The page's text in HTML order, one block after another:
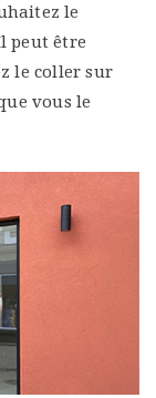
le
peut être
le coller sur
vous le